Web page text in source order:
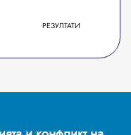
РЕЗУЛТАТИ